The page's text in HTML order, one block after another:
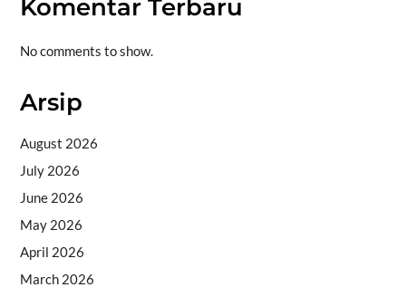
Komentar Terbaru
No comments to show.
Arsip
August 2026
July 2026
June 2026
May 2026
April 2026
March 2026